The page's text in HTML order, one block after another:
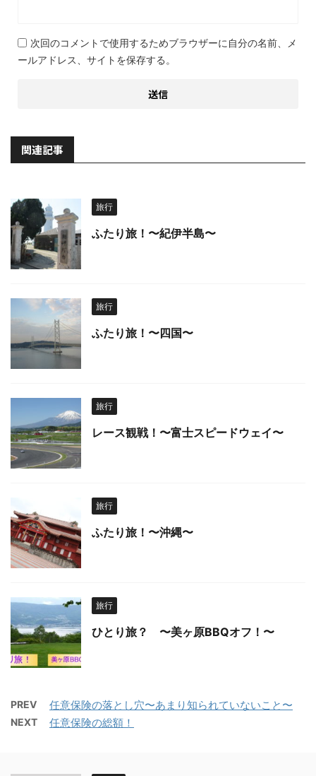
次回のコメントで使用するためブラウザーに自分の名前、メ
ールアドレス、サイトを保存する。
関連記事
旅行
ふたり旅！〜紀伊半島〜
旅行
ふたり旅！〜四国〜
旅行
レース観戦！〜富士スピードウェイ〜
旅行
ふたり旅！〜沖縄〜
旅行
ひとり旅？ 〜美ヶ原BBQオフ！〜
PREV 任意保険の落とし穴〜あまり知られていないこと〜
NEXT 任意保険の総額！